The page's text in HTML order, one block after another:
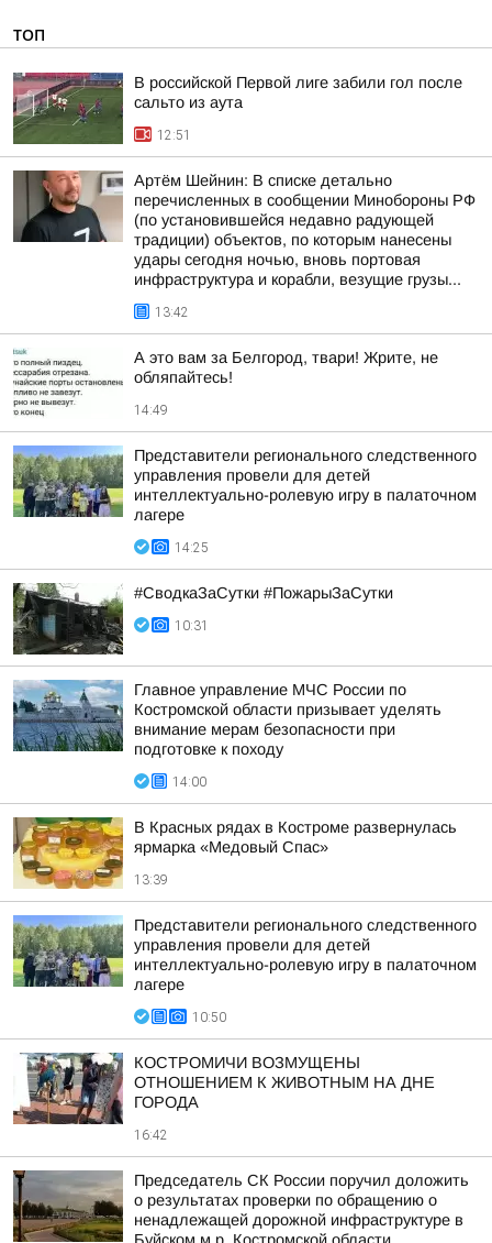
ТОП
В российской Первой лиге забили гол после
сальто из аута
12:51
Артём Шейнин: В списке детально
перечисленных в сообщении Минобороны РФ
(по установившейся недавно радующей
традиции) объектов, по которым нанесены
удары сегодня ночью, вновь портовая
инфраструктура и корабли, везущие грузы...
13:42
А это вам за Белгород, твари! Жрите, не
обляпайтесь!
14:49
Представители регионального следственного
управления провели для детей
интеллектуально-ролевую игру в палаточном
лагере
14:25
#СводкаЗаСутки #ПожарыЗаСутки
10:31
Главное управление МЧС России по
Костромской области призывает уделять
внимание мерам безопасности при
подготовке к походу
14:00
В Красных рядах в Костроме развернулась
ярмарка «Медовый Спас»
13:39
Представители регионального следственного
управления провели для детей
интеллектуально-ролевую игру в палаточном
лагере
10:50
КОСТРОМИЧИ ВОЗМУЩЕНЫ
ОТНОШЕНИЕМ К ЖИВОТНЫМ НА ДНЕ
ГОРОДА
16:42
Председатель СК России поручил доложить
о результатах проверки по обращению о
ненадлежащей дорожной инфраструктуре в